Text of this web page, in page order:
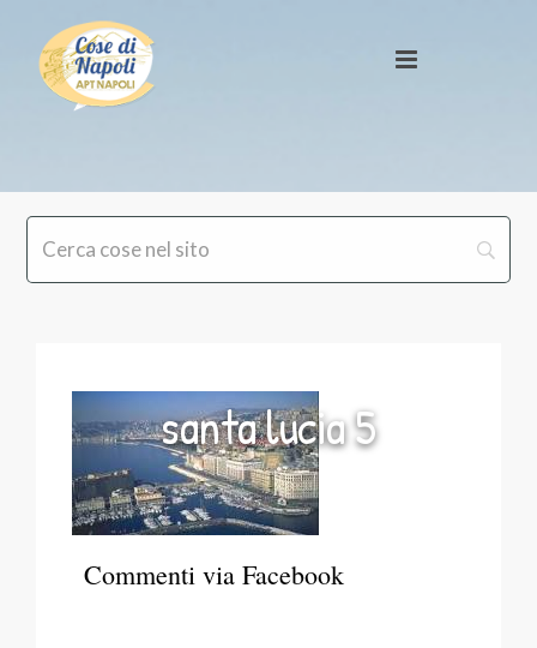
santa lucia 5
Commenti via Facebook